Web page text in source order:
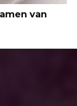
van